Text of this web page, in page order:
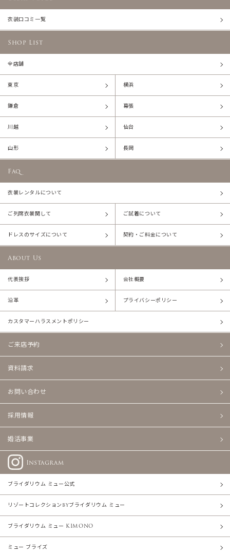
衣装口コミ一覧
Shop List
全店舗
東京 横浜
鎌倉 幕張
川越 仙台
山形 長岡
Faq
衣裳レンタルについて
ご列席衣裳関して ご試着について
ドレスのサイズについて 契約・ご料金について
About Us
代表挨拶 会社概要
沿革 プライバシーポリシー
カスタマーハラスメントポリシー
ご来店予約
資料請求
お問い合わせ
採用情報
婚活事業
Instagram
ブライダリウム ミュー公式
リゾートコレクションbyブライダリウム ミュー
ブライダリウム ミュー KIMONO
ミュー ブライズ